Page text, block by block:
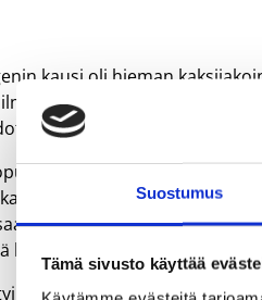
Suostumus
Tämä sivusto käyttää
kausi oli hieman
ennen
tuli kuitenkin
pettymyksen maku, kun
oli muuten positiivinen.
jäi hyvä maku. Tietenkin
kautta.
pitämään edelliskauden